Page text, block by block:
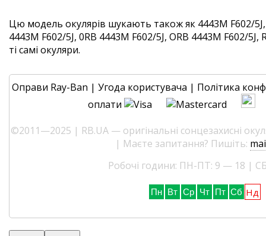
Цю модель окулярів шукають також як 4443M F602/5J,
4443M F602/5J, 0RB 4443M F602/5J, ORB 4443M F602/5J,
ті самі окуляри.
Оправи Ray-Ban | Угода користувача | Політика
оплати
©2011—2025 | RB.UA — оригінальні сонцезахисні
| Маєте запитання? Пишіть:
Робочі години: ПН-ПТ: 9 — 18 |
Пн Вт Ср Чт Пт Сб Нд